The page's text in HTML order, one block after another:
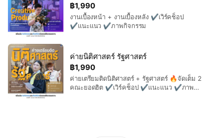
฿1,990
งานเบื้องหน้า + งานเบื้องหลัง ✔️เวิร์คช็อป
✔️แนะแนว ✔️ภาพกิจกรรม
฿1,990
ค่ายนิติศาสตร์ รัฐศาสตร์
ค่ายเตรียมติดนิติศาสตร์ + รัฐศาสตร์ 🔥จัดเต็ม 2
คณะยอดฮิต ✔️เวิร์คช็อป ✔️แนะแนว ✔️ภาพ